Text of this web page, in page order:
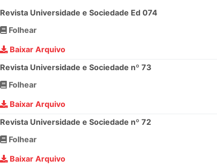
Revista Universidade e Sociedade Ed 074
Folhear
Baixar Arquivo
Revista Universidade e Sociedade nº 73
Folhear
Baixar Arquivo
Revista Universidade e Sociedade nº 72
Folhear
Baixar Arquivo